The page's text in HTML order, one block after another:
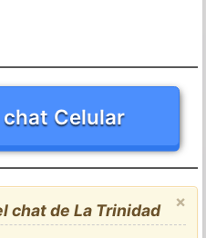
Celular
×
chat de La Trinidad